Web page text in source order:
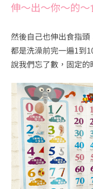
伸～出～你～的
然後自己也伸出食指
都是洗澡前完一遍1到
說我們忘了數，固定